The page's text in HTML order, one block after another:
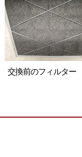
交換前のフィルター